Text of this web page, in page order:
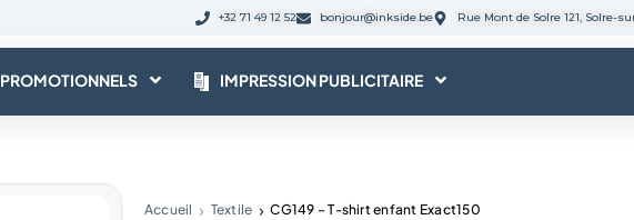
+32 71 49 12 52 bonjour@inkside.be Rue Mont de Solre 121, Solre-
IMPRESSION PUBLICITAIRE
Accueil Textile CG149 – T-shirt enfant Exact150